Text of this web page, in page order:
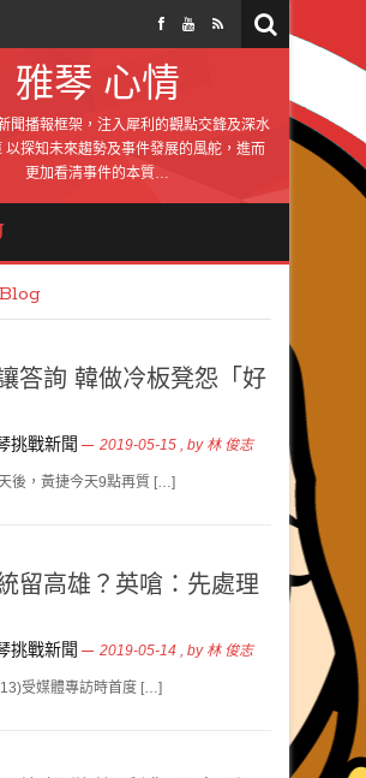
雅琴 心情
聞播報框架，注入犀利的觀點交鋒及深水
以探知未來趨勢及事件發展的風舵，進而
更加看清事件的本質…
Blog
答詢 韓做冷板凳怨「好
挑戰新聞 2019-05-15 , by 林 俊志
後，黃捷今天9點再質 […]
留高雄？英嗆：先處理
挑戰新聞 2019-05-14 , by 林 俊志
受媒體專訪時首度 […]